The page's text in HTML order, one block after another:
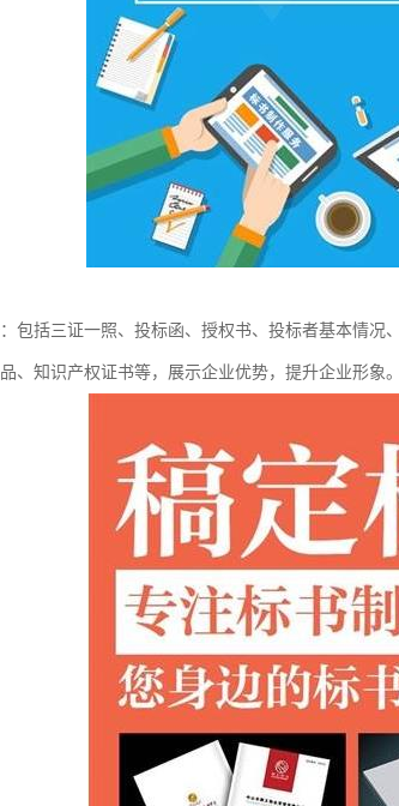
包括三证一照、投标函、授权书、投标者基本情况
、知识产权证书等，展示企业优势，提升企业形象。